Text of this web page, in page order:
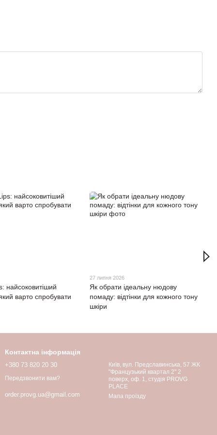
найсоковитіший
варто спробувати
27 липня 2026
Як обрати ідеальну нюдову
помаду: відтінки для кожного тону
шкіри
Контактна інформація
+380 73 820 20 30
Передзвонити вам?
order.provg.ua@gmail.com
Київ, вул. Предславинська, 57 ЖК
"Французький квартал 2" 2
поверх, оф. 1, студія PROVG
PLACE
Мапа проїзду